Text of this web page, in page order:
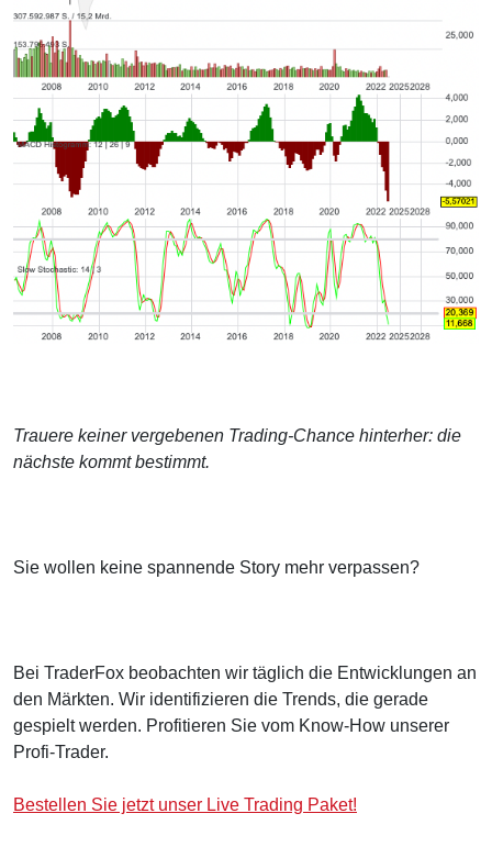
Trauere keiner vergebenen Trading-Chance hinterher: die
nächste kommt bestimmt.
Sie wollen keine spannende Story mehr verpassen?
Bei TraderFox beobachten wir täglich die Entwicklungen an
den Märkten. Wir identifizieren die Trends, die gerade
gespielt werden. Profitieren Sie vom Know-How unserer
Profi-Trader.
Bestellen Sie jetzt unser Live Trading Paket!